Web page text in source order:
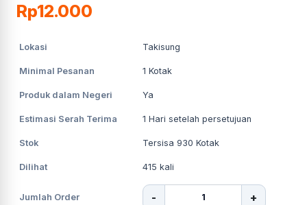
Rp12.000
Lokasi Takisung
Minimal Pesanan 1 Kotak
Produk dalam Negeri Ya
Estimasi Serah Terima 1 Hari setelah persetujuan
Stok Tersisa 930 Kotak
Dilihat 415 kali
Jumlah Order - +